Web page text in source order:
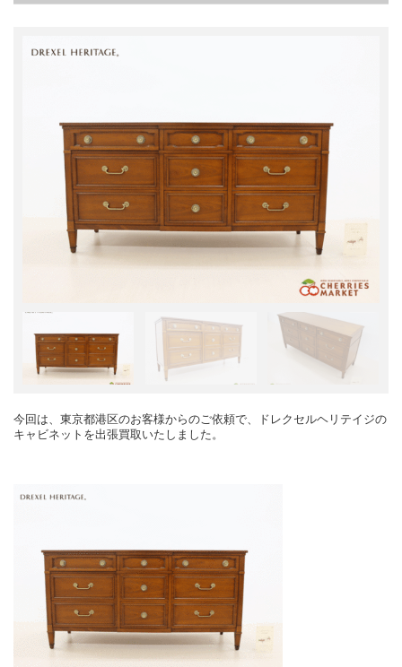
今回は、東京都港区のお客様からのご依頼で、ドレクセルヘリテイジの
キャビネットを出張買取いたしました。